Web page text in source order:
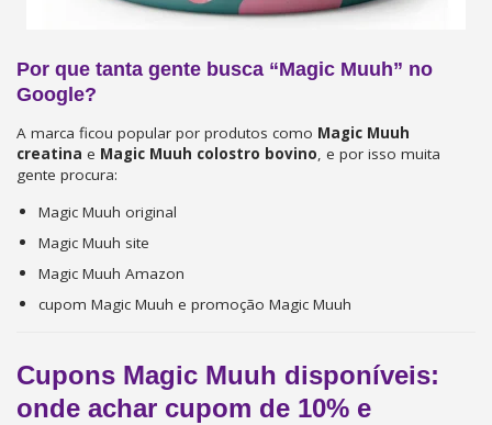
Por que tanta gente busca “Magic Muuh” no
Google?
A marca ficou popular por produtos como Magic Muuh
creatina e Magic Muuh colostro bovino, e por isso muita
gente procura:
Magic Muuh original
Magic Muuh site
Magic Muuh Amazon
cupom Magic Muuh e promoção Magic Muuh
Cupons Magic Muuh disponíveis:
onde achar cupom de 10% e